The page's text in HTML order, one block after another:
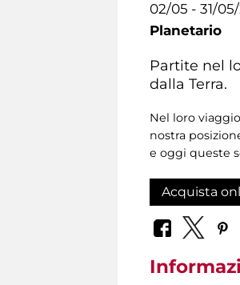
02/05 - 31/
Planetario
Partite nel
dalla Terra.
Nel loro
nostra
e oggi queste
Acquista